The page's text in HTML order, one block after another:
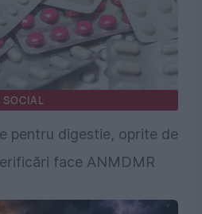
SOCIAL
pentru digestie, oprite de
face ANMDMR